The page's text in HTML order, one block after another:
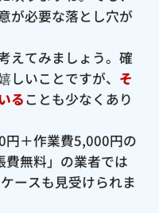
が必要な落とし穴が
えてみましょう。確
しいことですが、 そ
ることも少なくあり
＋作業費5,000円の
無料」の業者では
ースも見受けられま